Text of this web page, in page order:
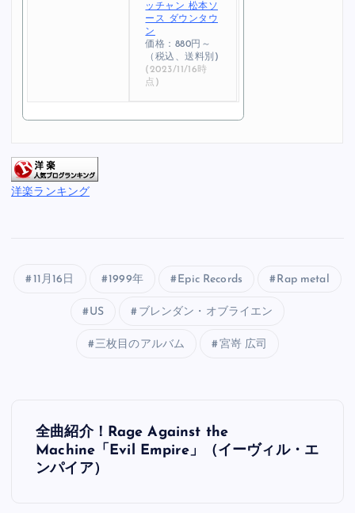
ッチャン 松本ソ
ース ダウンタウ
ン
価格：880円～
（税込、送料別)
(2023/11/16時
点)
洋楽ランキング
11月16日 1999年 Epic Records Rap metal
US ブレンダン・オブライエン
三枚目のアルバム 宮嵜 広司
投
稿
全曲紹介！Rage Against the
Machine「Evil Empire」（イーヴィル・エ
ンパイア）